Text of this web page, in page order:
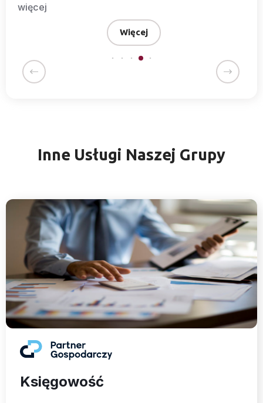
Więcej
Inne Usługi Naszej Grupy
Księgowość